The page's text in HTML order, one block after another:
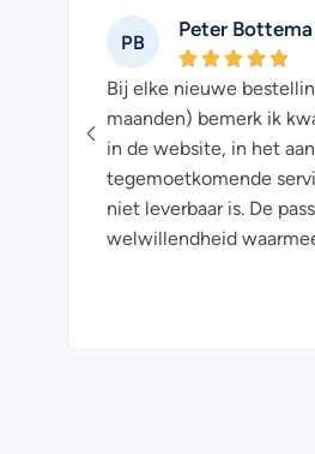
PB
Peter Bottema
Bij elke nieuwe
maanden) bemerk ik
in de website, in het
tegemoetkomende
niet leverbaar is. De
welwillendheid